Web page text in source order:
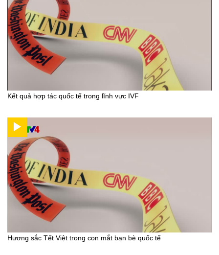
Kết quả hợp tác quốc tế trong lĩnh vực IVF
Hương sắc Tết Việt trong con mắt bạn bè quốc tế